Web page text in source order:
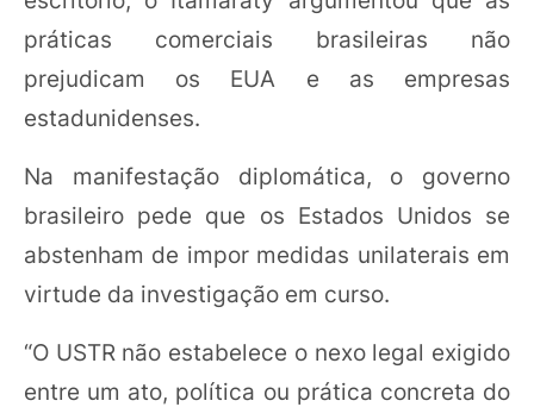
práticas comerciais brasileiras não
prejudicam os EUA e as empresas
estadunidenses.
Na manifestação diplomática, o governo
brasileiro pede que os Estados Unidos se
abstenham de impor medidas unilaterais em
virtude da investigação em curso.
“O USTR não estabelece o nexo legal exigido
entre um ato, política ou prática concreta do